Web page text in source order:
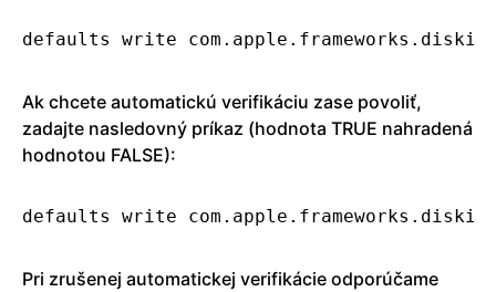
defaults write
Ak chcete automatickú verifikáciu zase povoliť,
zadajte nasledovný príkaz (hodnota TRUE nahradená
hodnotou FALSE):
defaults write
Pri zrušenej automatickej verifikácie odporúčame